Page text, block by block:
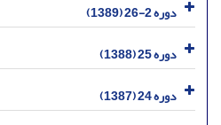
دوره 2-26 (1389)
دوره 25 (1388)
دوره 24 (1387)